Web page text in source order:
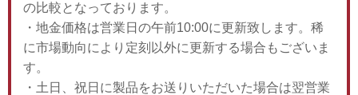
の比較となっております。
・地金価格は営業日の午前10:00に更新致します。稀
に市場動向により定刻以外に更新する場合もございま
す。
・土日、祝日に製品をお送りいただいた場合は翌営業